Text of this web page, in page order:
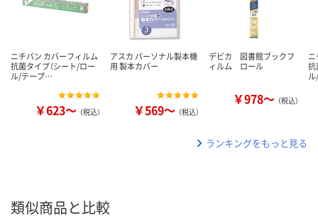
ニチバン カバーフィルム
抗菌タイプ（シート/ロー
ル/テープ…
￥623～ （税込）
アスカ パーソナル製本機
用 製本カバー
￥569～ （税込）
デビカ 図書館ブックフ
ィルム ロール
￥978～ （税込）
抗
ランキングをもっと見る
類似商品と比較